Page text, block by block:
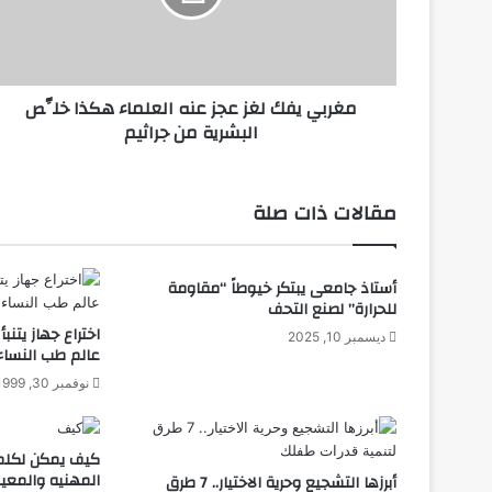
ل
ع
ن
ا
ل
ع
ء
ه
ك
مغربي يفك لغز عجز عنه العلماء هكذا خلِّص
البشرية من جراثيم
مقالات ذات صلة
أستاذ جامعى يبتكر خيوطاً “مقاومة
للحرارة” لصنع التحف
ديسمبر 10, 2025 اختراع جهاز
عالم طب النساء
نوفمبر 30, 1999
أبرزها التشجيع وحرية الاختيار.. 7 طرق
كيف يمكن
المهنيه